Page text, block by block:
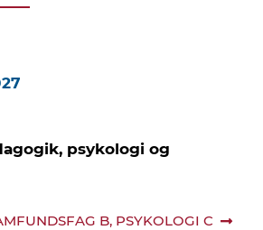
psykologi og
B, PSYKOLOGI C